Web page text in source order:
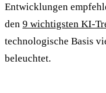
Entwicklungen
den 9 wichtigsten KI-
technologische Basis
beleuchtet.